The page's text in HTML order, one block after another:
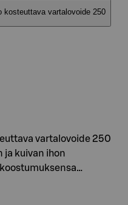
kosteuttava vartalovoide 250
vartalovoide 250
ja kuivan ihon